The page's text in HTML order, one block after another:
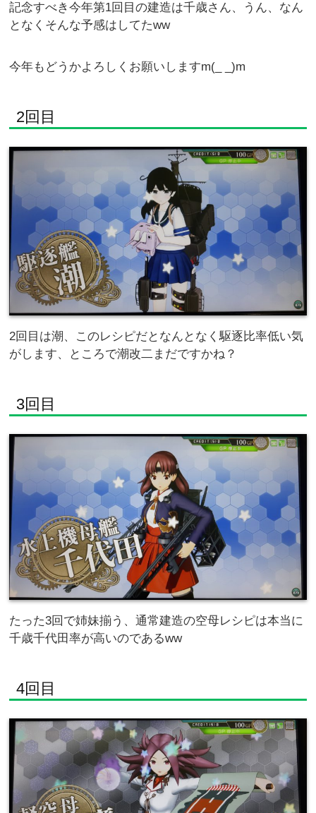
記念すべき今年第1回目の建造は千歳さん、うん、なん
となくそんな予感はしてたww
今年もどうかよろしくお願いしますm(_ _)m
2回目
2回目は潮、このレシピだとなんとなく駆逐比率低い気
がします、ところで潮改二まだですかね？
3回目
たった3回で姉妹揃う、通常建造の空母レシピは本当に
千歳千代田率が高いのであるww
4回目